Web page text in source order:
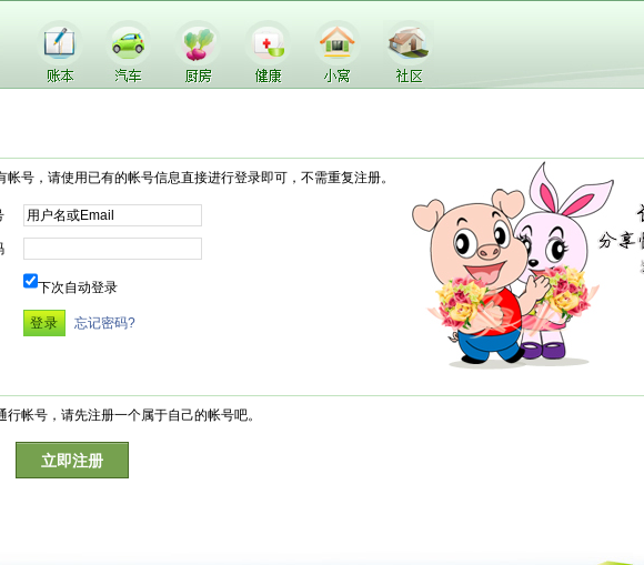
帐号，请使用已有的帐号信息直接进行登录即可，不需重复注册。
下次自动登录
忘记密码?
行帐号，请先注册一个属于自己的帐号吧。
立即注册